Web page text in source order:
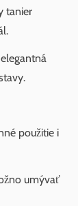
tanier
použitie i
umývať